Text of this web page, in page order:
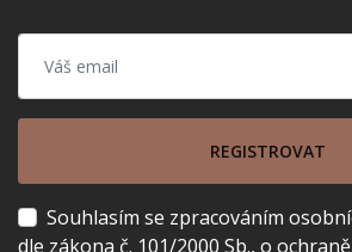
REGISTROVAT
Souhlasím se zpracováním
dle zákona č. 101/2000 Sb., o